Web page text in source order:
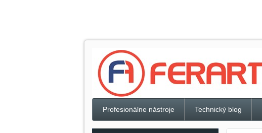
Profesionálne nástroje Technický blog